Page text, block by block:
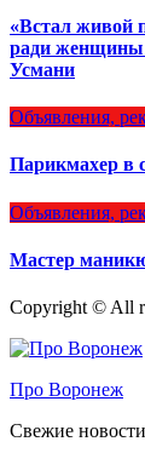
«Встал живой
ради женщины
Усмани
Объявления,
Парикмахер в
Объявления,
Мастер
Copyright © All
Про Воронеж
Свежие